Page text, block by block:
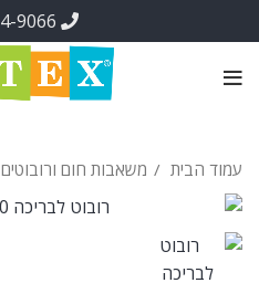
עמוד הבית משאבות חום ורובוטים